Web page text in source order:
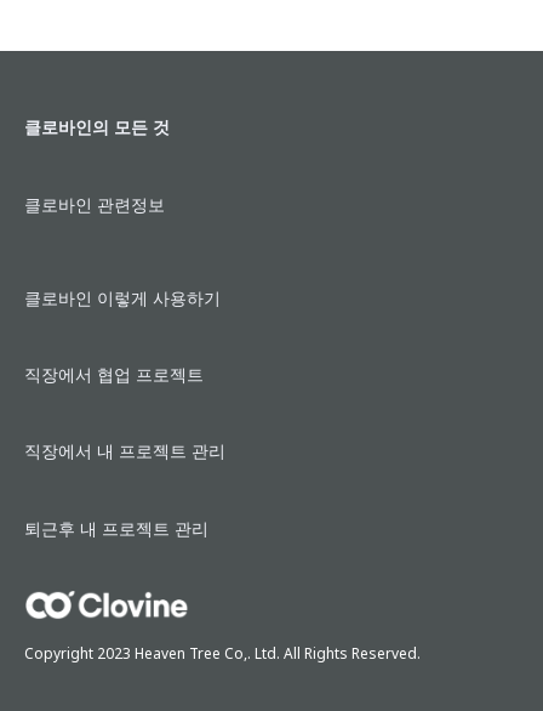
클로바인의 모든 것
클로바인 관련정보
클로바인 이렇게 사용하기
직장에서 협업 프로젝트
직장에서 내 프로젝트 관리
퇴근후 내 프로젝트 관리
Copyright 2023 Heaven Tree Co,. Ltd. All Rights Reserved.